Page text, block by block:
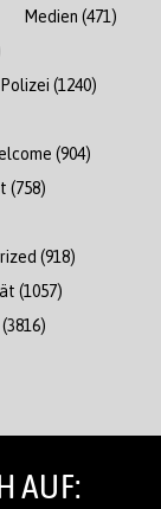
Medien (471)
Polizei (1240)
(904)
(758)
(918)
(1057)
(3816)
AUF: